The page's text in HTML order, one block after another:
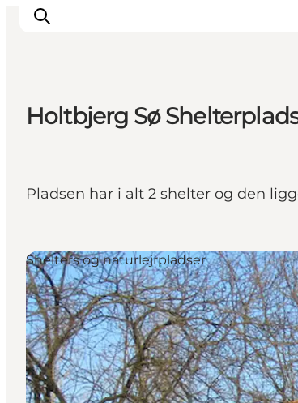
Oplevelser
Holtbjerg Sø
Pladsen har i alt 2 shelter og den
Shelters og naturlejrpladser